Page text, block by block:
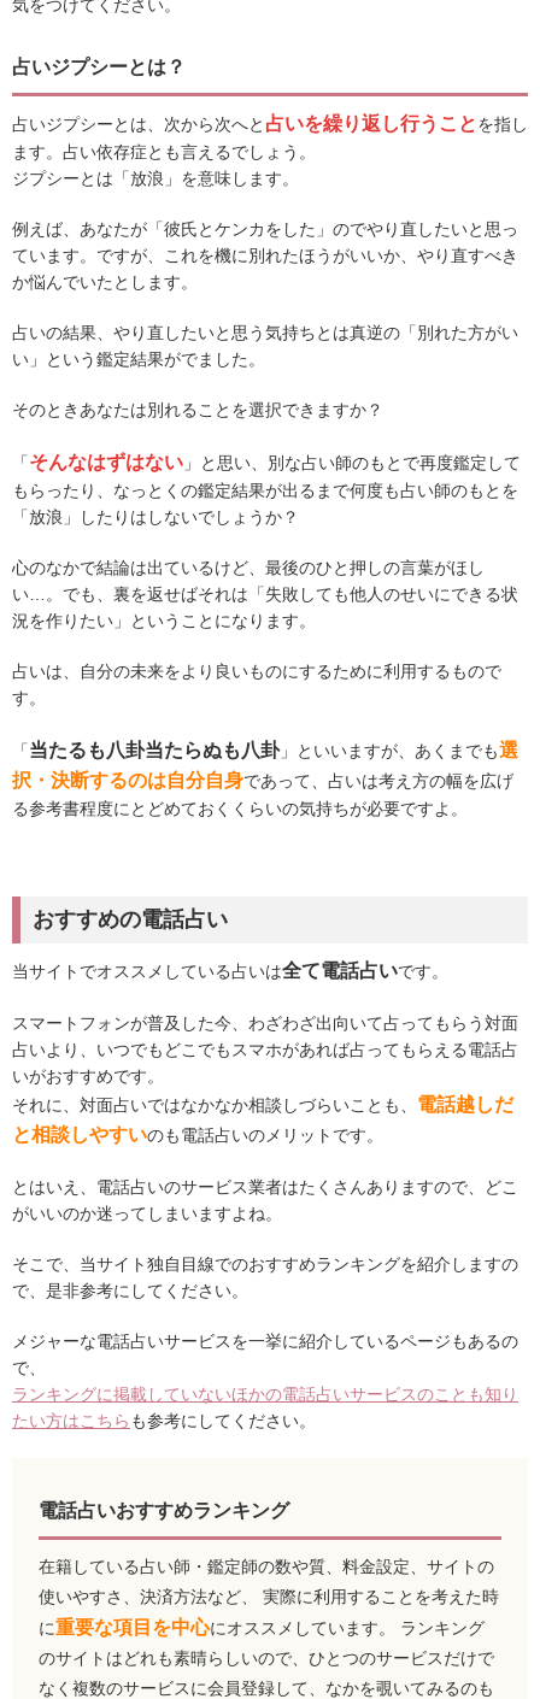
気をつけてください。
占いジプシーとは？
占いジプシーとは、次から次へと 占いを繰り返し行うことを指し
ます。占い依存症とも言えるでしょう。
ジプシーとは「放浪」を意味します。
例えば、あなたが「彼氏とケンカをした」のでやり直したいと思っ
ています。ですが、これを機に別れたほうがいいか、やり直すべき
か悩んでいたとします。
占いの結果、やり直したいと思う気持ちとは真逆の「別れた方がい
い」という鑑定結果がでました。
そのときあなたは別れることを選択できますか？
「そんなはずはない 」と思い、別な占い師のもとで再度鑑定して
もらったり、なっとくの鑑定結果が出るまで何度も占い師のもとを
「放浪」したりはしないでしょうか？
心のなかで結論は出ているけど、最後のひと押しの言葉がほし
い…。でも、裏を返せばそれは「失敗しても他人のせいにできる状
況を作りたい」ということになります。
占いは、自分の未来をより良いものにするために利用するもので
す。
「当たるも八卦当たらぬも八卦」といいますが、あくまでも選
択・決断するのは自分自身であって、占いは考え方の幅を広げ
る参考書程度にとどめておくくらいの気持ちが必要ですよ。
おすすめの電話占い
当サイトでオススメしている占いは全て電話占いです。
スマートフォンが普及した今、わざわざ出向いて占ってもらう対面
占いより、いつでもどこでもスマホがあれば占ってもらえる電話占
いがおすすめです。
それに、対面占いではなかなか相談しづらいことも、 電話越しだ
と相談しやすいのも電話占いのメリットです。
とはいえ、電話占いのサービス業者はたくさんありますので、どこ
がいいのか迷ってしまいますよね。
そこで、当サイト独自目線でのおすすめランキングを紹介しますの
で、是非参考にしてください。
メジャーな電話占いサービスを一挙に紹介しているページもあるの
で、
ランキングに掲載していないほかの電話占いサービスのことも知り
たい方はこちら も参考にしてください。
電話占いおすすめランキング
在籍している占い師・鑑定師の数や質、料金設定、サイトの
使いやすさ、決済方法など、 実際に利用することを考えた時
に重要な項目を中心にオススメしています。 ランキング
のサイトはどれも素晴らしいので、ひとつのサービスだけで
なく複数のサービスに会員登録して、なかを覗いてみるのも